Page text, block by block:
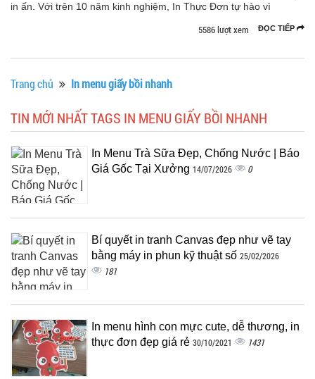
in ấn. Với trên 10 năm kinh nghiệm, In Thực Đơn tự hào vì
ĐỌC TIẾP
5586 lượt xem
Trang chủ In menu giấy bồi nhanh
TIN MỚI NHẤT TAGS IN MENU GIẤY BỒI NHANH
In Menu Trà Sữa Đẹp, Chống Nước | Báo
Giá Gốc Tại Xưởng 14/07/2026 0
Bí quyết in tranh Canvas đẹp như vẽ tay
bằng máy in phun kỹ thuật số 25/02/2026
181
In menu hình con mực cute, dễ thương, in
thực đơn đẹp giá rẻ 30/10/2021 1431